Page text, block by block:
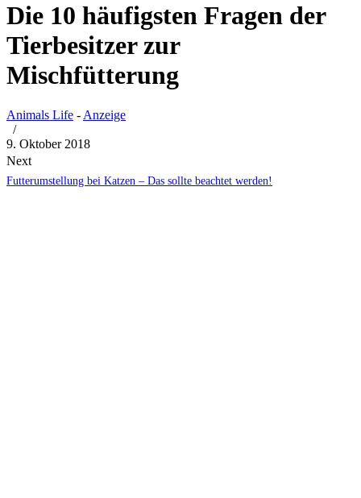
Die 10 häufigsten Fragen der
Tierbesitzer zur
Mischfütterung
Animals Life - Anzeige
/
9. Oktober 2018
Next
Futterumstellung bei Katzen – Das sollte beachtet werden!